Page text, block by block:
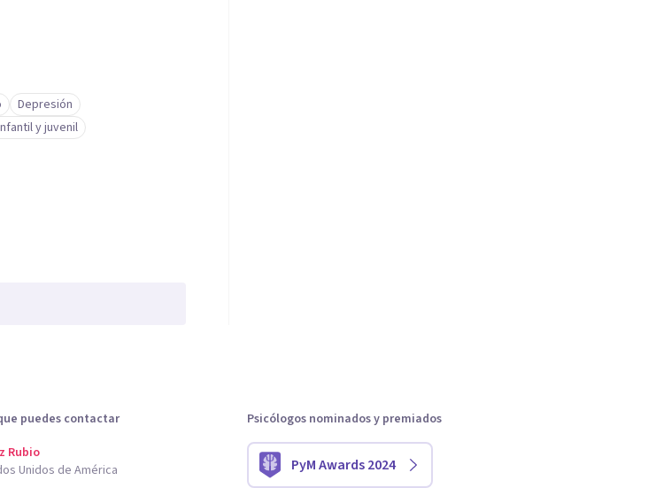
Depresión
y juvenil
puedes contactar
Rubio
Unidos de América
Psicólogos nominados y premiados
PyM Awards 2024